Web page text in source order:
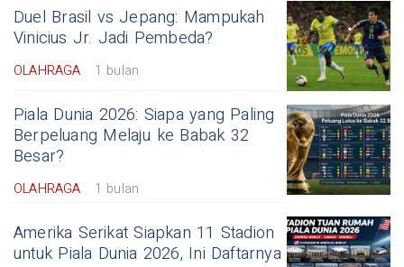
Duel Brasil vs Jepang: Mampukah
Vinicius Jr. Jadi Pembeda?
OLAHRAGA 1 bulan
Piala Dunia 2026: Siapa yang Paling
Berpeluang Melaju ke Babak 32
Besar?
OLAHRAGA 1 bulan
Amerika Serikat Siapkan 11 Stadion
untuk Piala Dunia 2026, Ini Daftarnya